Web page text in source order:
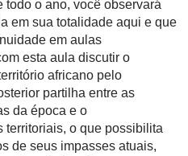
o ano, você observará
em sua totalidade aqui e que
em aulas
esta aula discutir o
africano pelo
partilha entre as
da época e o
territoriais, o que possibilita
de seus impasses atuais,